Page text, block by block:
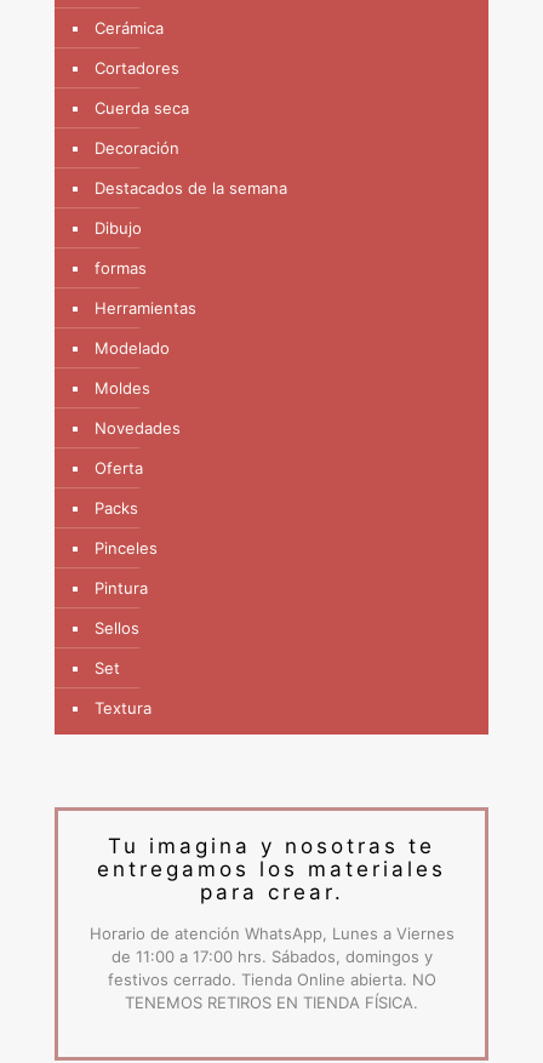
Cerámica
Cortadores
Cuerda seca
Decoración
Destacados de la semana
Dibujo
formas
Herramientas
Modelado
Moldes
Novedades
Oferta
Packs
Pinceles
Pintura
Sellos
Set
Textura
Tu imagina y nosotras te
entregamos los materiales
para crear.
Horario de atención WhatsApp, Lunes a Viernes
de 11:00 a 17:00 hrs. Sábados, domingos y
festivos cerrado. Tienda Online abierta. NO
TENEMOS RETIROS EN TIENDA FÍSICA.